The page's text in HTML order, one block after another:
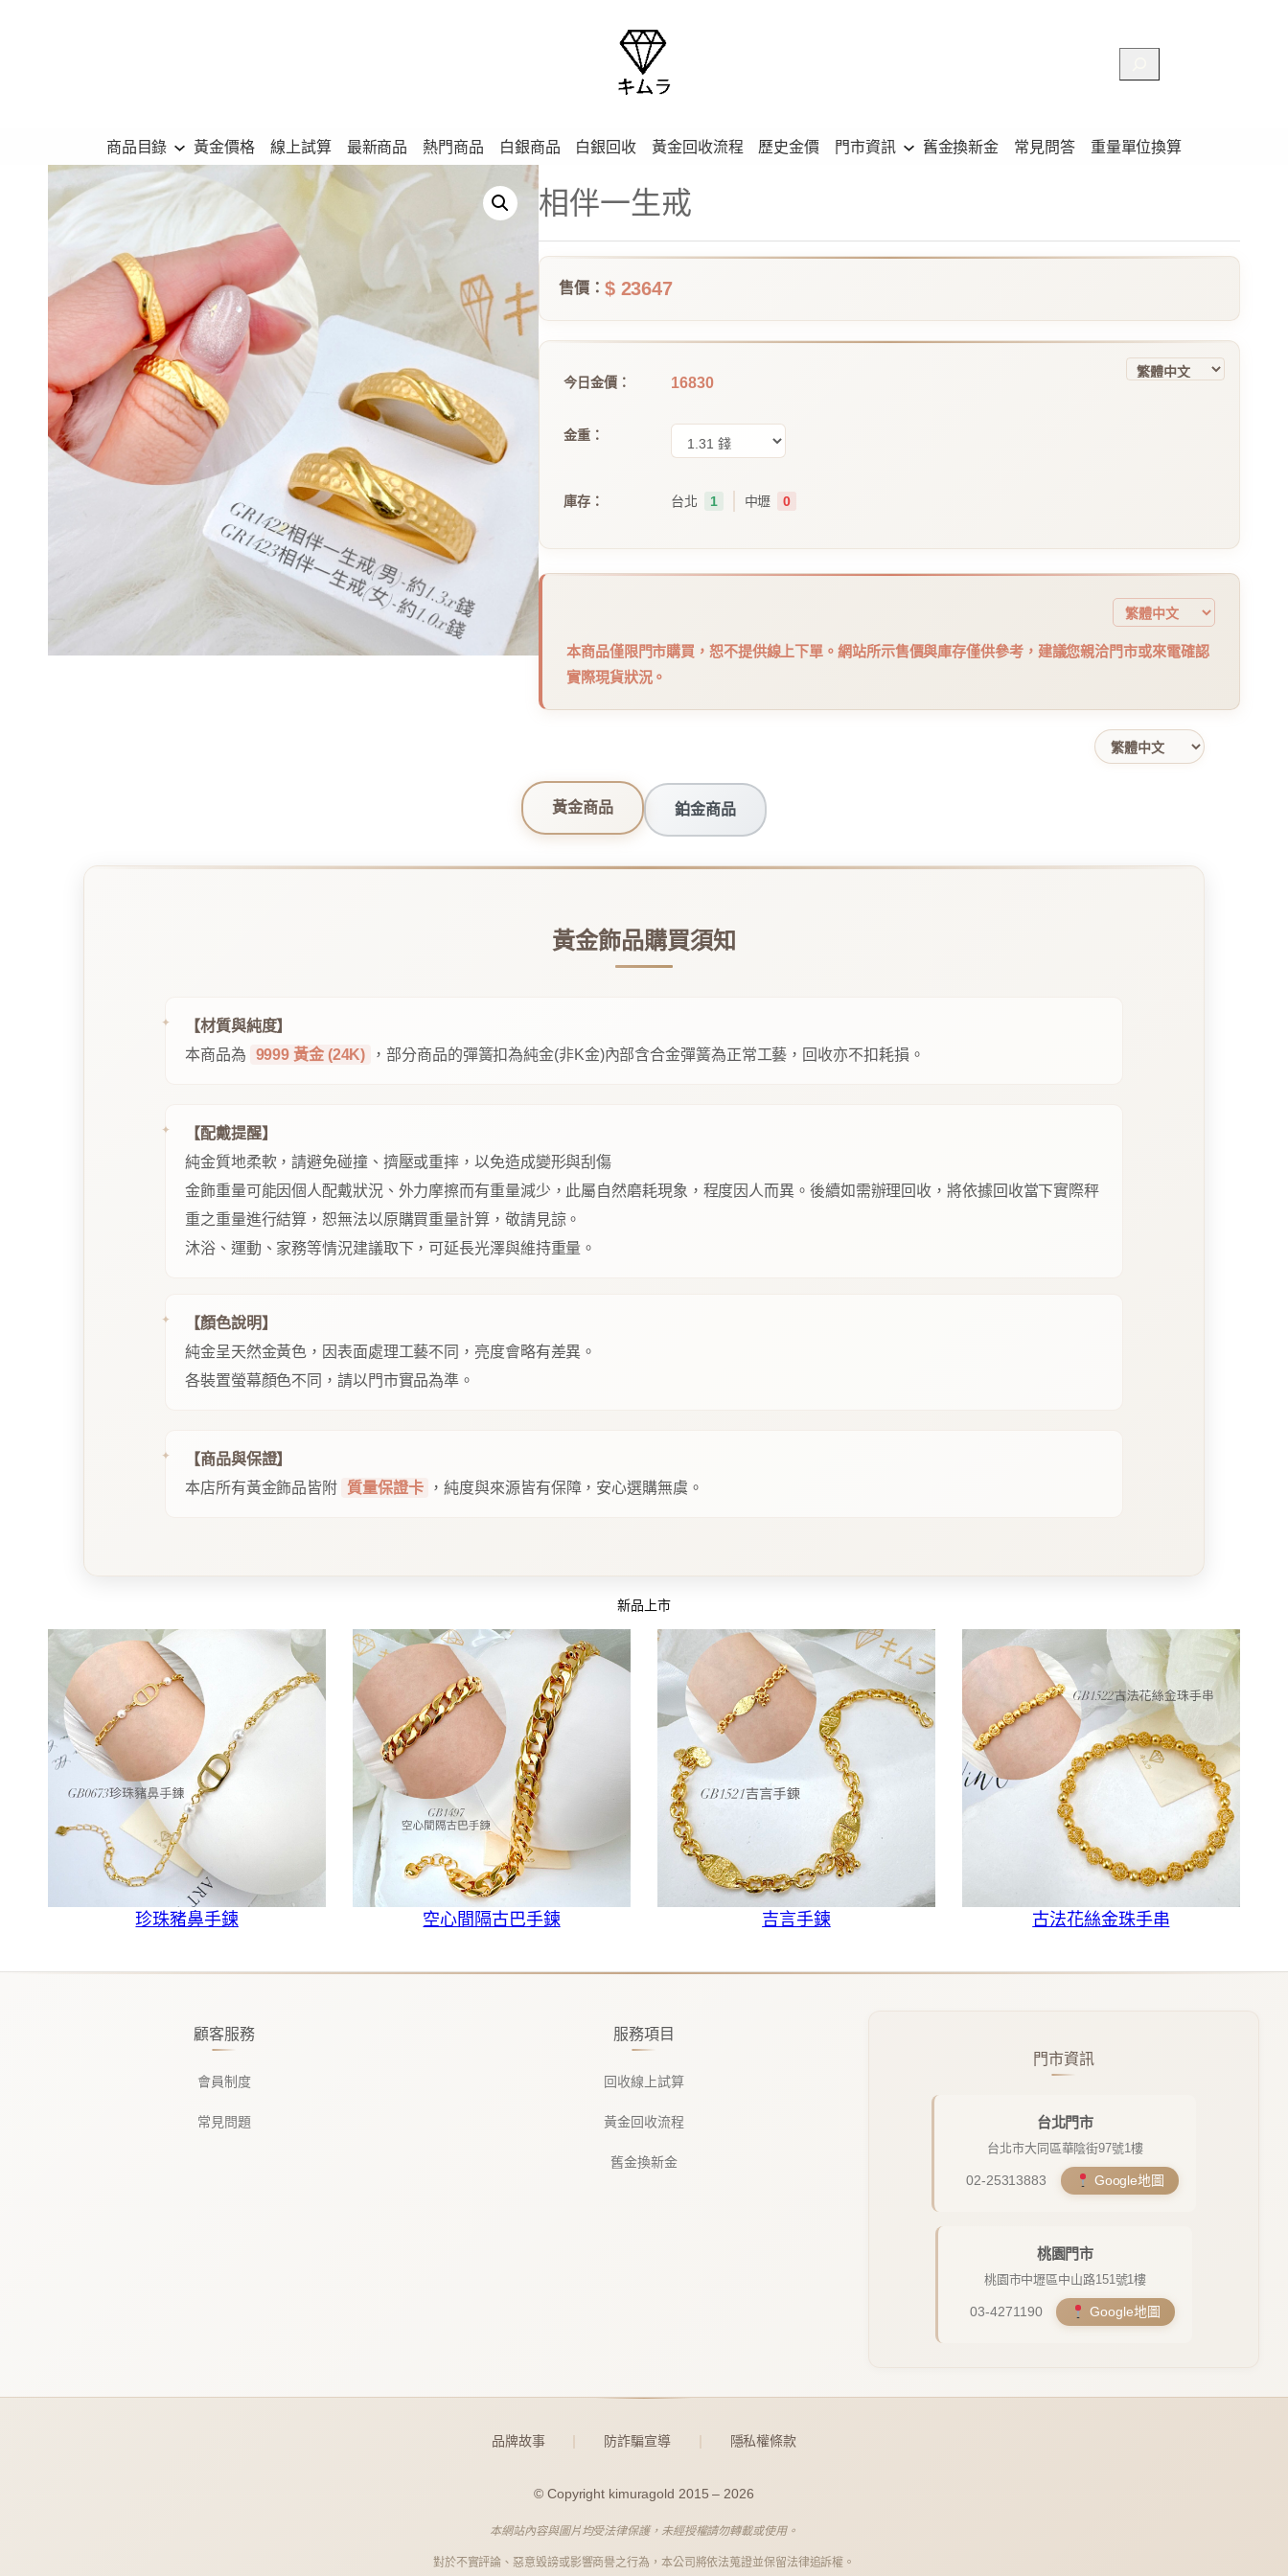
尋
商品目錄 黃金價格 線上試算 最新商品 熱門商品 白銀商品 白銀回收 黃金回收流程 歷史金價 門市資訊 舊金換新金 常見問答 重量單位換算
相伴一生戒
售價： $ 23647
今日金價： 16830
金重：
庫存： 台北 1 中壢 0
本商品僅限門市購買，恕不提供線上下單。網站所示售價與庫存僅供參考，建議您親洽門市或來電確認
實際現貨狀況。
黃金商品 鉑金商品
黃金飾品購買須知
【材質與純度】
本商品為
9999 黃金 (24K) ，部分商品的彈簧扣為純金(非K金)內部含合金彈簧為正常工藝，回收亦不扣耗損。
【配戴提醒】
純金質地柔軟，請避免碰撞、擠壓或重摔，以免造成變形與刮傷
金飾重量可能因個人配戴狀況、外力摩擦而有重量減少，此屬自然磨耗現象，程度因人而異。後續如需辦理回收，將依據回收當下實際秤
重之重量進行結算，恕無法以原購買重量計算，敬請見諒。
沐浴、運動、家務等情況建議取下，可延長光澤與維持重量。
【顏色說明】
純金呈天然金黃色，因表面處理工藝不同，亮度會略有差異。
各裝置螢幕顏色不同，請以門市實品為準。
【商品與保證】
本店所有黃金飾品皆附 質量保證卡 ，純度與來源皆有保障，安心選購無虞。
新品上市
珍珠豬鼻手鍊 空心間隔古巴手鍊 吉言手鍊 古法花絲金珠手串
顧客服務
會員制度
常見問題
服務項目
回收線上試算
黃金回收流程
舊金換新金
門市資訊
台北門市
台北市大同區華陰街97號1樓
02-25313883 Google地圖
桃園門市
桃園市中壢區中山路151號1樓
03-4271190 Google地圖
品牌故事 防詐騙宣導 隱私權條款
© Copyright kimuragold 2015 – 2026
本網站內容與圖片均受法律保護，未經授權請勿轉載或使用。
對於不實評論、惡意毀謗或影響商譽之行為，本公司將依法蒐證並保留法律追訴權。